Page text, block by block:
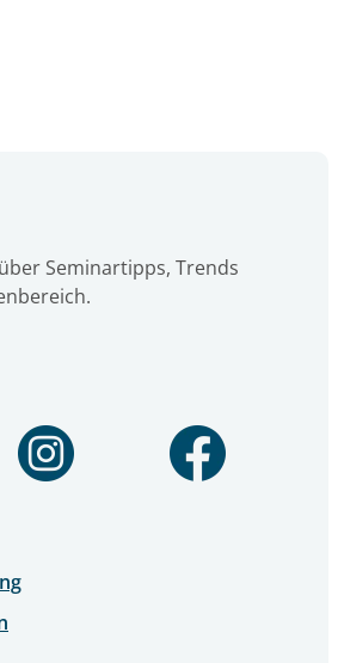
Seminartipps, Trends